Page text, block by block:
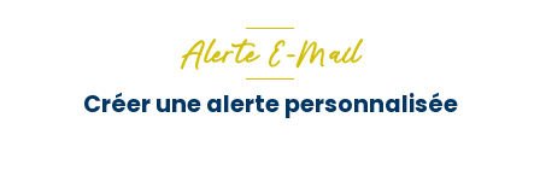
Alerte E-Mail
Créer une alerte personnalisée